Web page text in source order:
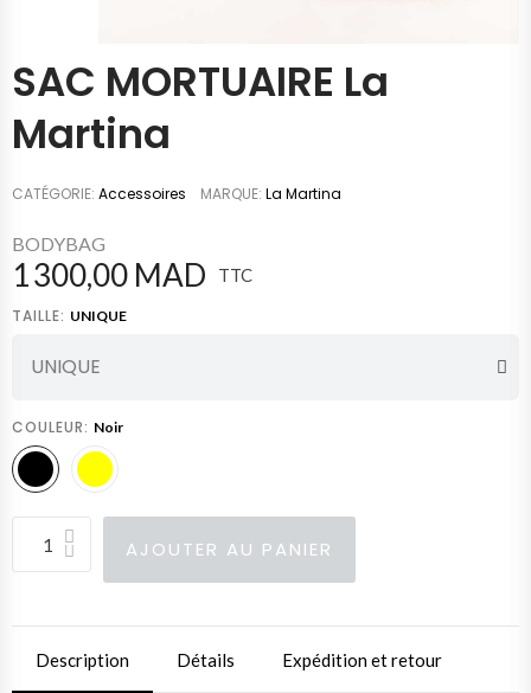
SAC MORTUAIRE La
Martina
CATÉGORIE Accessoires MARQUE La Martina
BODYBAG
1 300,00 MAD TTC
TAILLE UNIQUE
COULEUR Noir
AJOUTER AU PANIER
Description Détails Expédition et retour